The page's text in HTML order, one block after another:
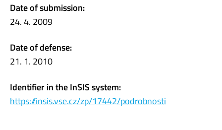
Date of submission:
24. 4. 2009
Date of defense:
21. 1. 2010
Identifier in the InSIS system:
https://insis.vse.cz/zp/17442/podrobnosti